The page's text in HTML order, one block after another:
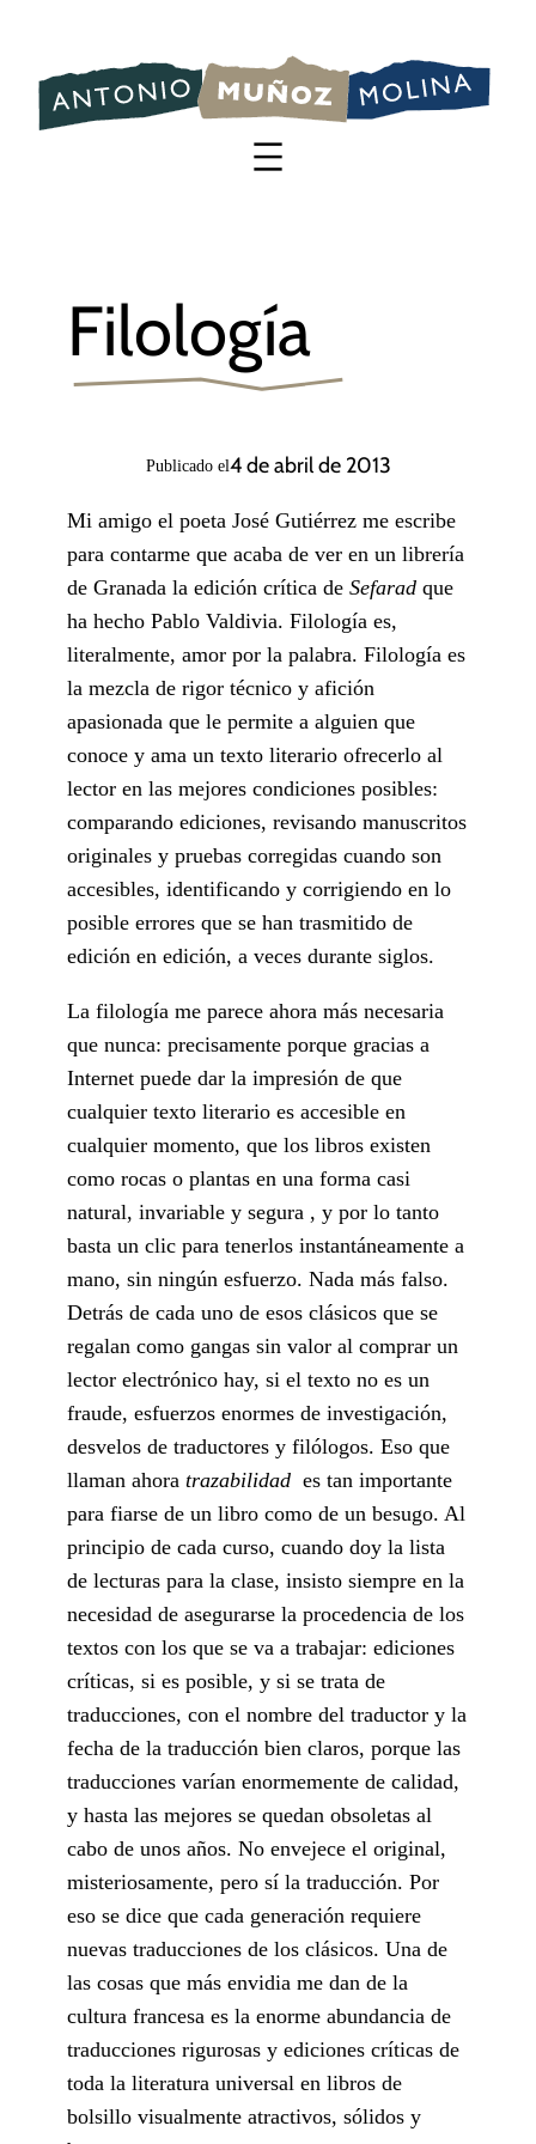
contenido
Filología
Publicado el4 de abril de 2013
Mi amigo el poeta José Gutiérrez me escribe
para contarme que acaba de ver en un librería
de Granada la edición crítica de Sefarad que
ha hecho Pablo Valdivia. Filología es,
literalmente, amor por la palabra. Filología es
la mezcla de rigor técnico y afición
apasionada que le permite a alguien que
conoce y ama un texto literario ofrecerlo al
lector en las mejores condiciones posibles:
comparando ediciones, revisando manuscritos
originales y pruebas corregidas cuando son
accesibles, identificando y corrigiendo en lo
posible errores que se han trasmitido de
edición en edición, a veces durante siglos.
La filología me parece ahora más necesaria
que nunca: precisamente porque gracias a
Internet puede dar la impresión de que
cualquier texto literario es accesible en
cualquier momento, que los libros existen
como rocas o plantas en una forma casi
natural, invariable y segura , y por lo tanto
basta un clic para tenerlos instantáneamente a
mano, sin ningún esfuerzo. Nada más falso.
Detrás de cada uno de esos clásicos que se
regalan como gangas sin valor al comprar un
lector electrónico hay, si el texto no es un
fraude, esfuerzos enormes de investigación,
desvelos de traductores y filólogos. Eso que
llaman ahora trazabilidad es tan importante
para fiarse de un libro como de un besugo. Al
principio de cada curso, cuando doy la lista
de lecturas para la clase, insisto siempre en la
necesidad de asegurarse la procedencia de los
textos con los que se va a trabajar: ediciones
críticas, si es posible, y si se trata de
traducciones, con el nombre del traductor y la
fecha de la traducción bien claros, porque las
traducciones varían enormemente de calidad,
y hasta las mejores se quedan obsoletas al
cabo de unos años. No envejece el original,
misteriosamente, pero sí la traducción. Por
eso se dice que cada generación requiere
nuevas traducciones de los clásicos. Una de
las cosas que más envidia me dan de la
cultura francesa es la enorme abundancia de
traducciones rigurosas y ediciones críticas de
toda la literatura universal en libros de
bolsillo visualmente atractivos, sólidos y